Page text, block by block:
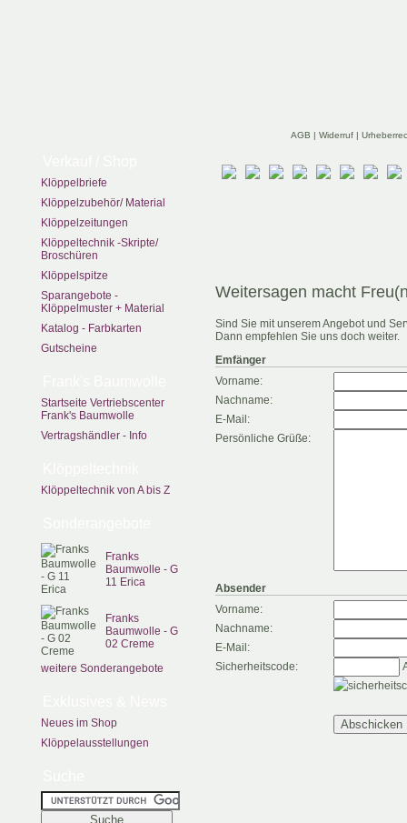
AGB | Widerruf |
Klöppelbriefe
Klöppelzubehör/ Material
Klöppelzeitungen
Klöppeltechnik -Skripte/
Broschüren
Klöppelspitze
Sparangebote -
Klöppelmuster + Material
Katalog - Farbkarten
Gutscheine
Startseite Vertriebscenter
Frank's Baumwolle
Vertragshändler - Info
Klöppeltechnik von A bis Z
Franks
Baumwolle - G
11 Erica
Franks
Baumwolle - G
02 Creme
weitere Sonderangebote
Neues im Shop
Klöppelausstellungen
Weitersagen macht
Sind Sie mit unserem Angebot und
Dann empfehlen Sie uns doch weiter.
Emfänger
Vorname:
Nachname:
E-Mail:
Persönliche Grüße:
Absender
Vorname:
Nachname:
E-Mail:
Sicherheitscode: